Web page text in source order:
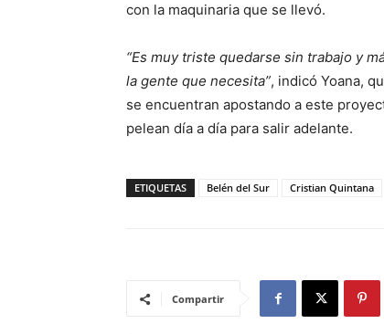
con la maquinaria que se llevó.
“Es muy triste quedarse sin trabajo y
la gente que necesita”, indicó Yoana,
se encuentran apostando a este
pelean día a día para salir adelante.
ETIQUETAS Belén del Sur Cristian Quintana
Compartir